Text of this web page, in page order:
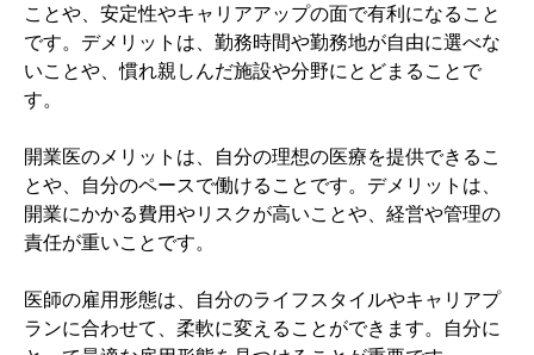
ことや、安定性やキャリアアップの面で有利になること
です。デメリットは、勤務時間や勤務地が自由に選べな
いことや、慣れ親しんだ施設や分野にとどまることで
す。
開業医のメリットは、自分の理想の医療を提供できるこ
とや、自分のペースで働けることです。デメリットは、
開業にかかる費用やリスクが高いことや、経営や管理の
責任が重いことです。
医師の雇用形態は、自分のライフスタイルやキャリアプ
ランに合わせて、柔軟に変えることができます。自分に